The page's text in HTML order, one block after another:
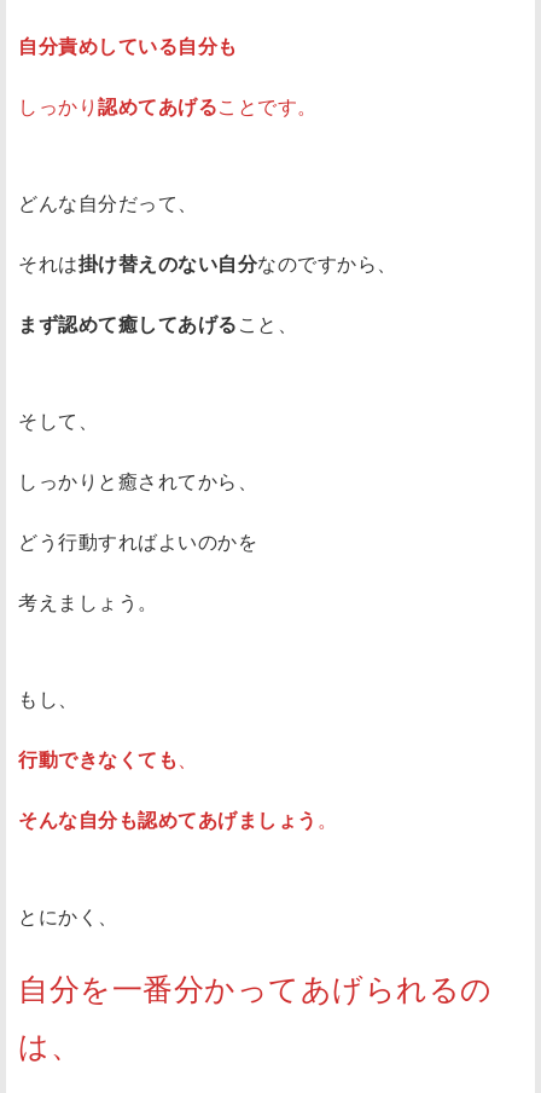
自分責めしている自分も
しっかり認めてあげることです。
どんな自分だって、
それは掛け替えのない自分なのですから、
まず認めて癒してあげること、
そして、
しっかりと癒されてから、
どう行動すればよいのかを
考えましょう。
もし、
行動できなくても、
そんな自分も認めてあげましょう 。
とにかく、
自分を一番分かってあげられるの
は、